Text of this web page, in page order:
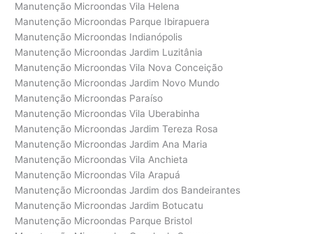
Manutenção Microondas Vila Helena
Manutenção Microondas Parque Ibirapuera
Manutenção Microondas Indianópolis
Manutenção Microondas Jardim Luzitânia
Manutenção Microondas Vila Nova Conceição
Manutenção Microondas Jardim Novo Mundo
Manutenção Microondas Paraíso
Manutenção Microondas Vila Uberabinha
Manutenção Microondas Jardim Tereza Rosa
Manutenção Microondas Jardim Ana Maria
Manutenção Microondas Vila Anchieta
Manutenção Microondas Vila Arapuá
Manutenção Microondas Jardim dos Bandeirantes
Manutenção Microondas Jardim Botucatu
Manutenção Microondas Parque Bristol